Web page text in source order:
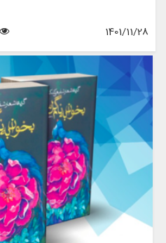
1401/11/28